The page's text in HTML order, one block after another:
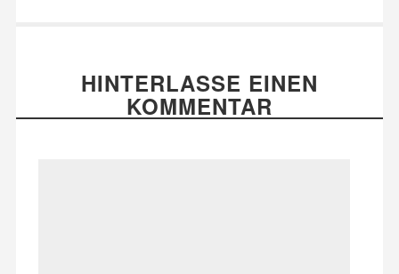
HINTERLASSE EINEN
KOMMENTAR